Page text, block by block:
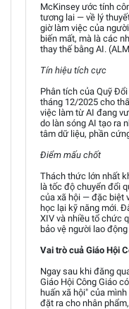
McKinsey ước tính
tương lai — về lý
giờ làm việc của
biến mất, mà là các
thay thế bằng AI.
Tín hiệu tích cực
Phân tích của Quỹ
tháng 12/2025 cho
việc làm từ AI đang
do làn sóng AI tạo ra
tâm dữ liệu, phần
Điểm mấu chốt
Thách thức lớn nhất
là tốc độ chuyển đổi
của xã hội — đặc biệt
học lại kỹ năng mới.
XIV và nhiều tổ chức
bảo vệ người lao
Vai trò cuả Giáo Hội
Ngay sau khi đăng
Giáo Hội Công Giáo
huấn xã hội" của
đặt ra cho nhân